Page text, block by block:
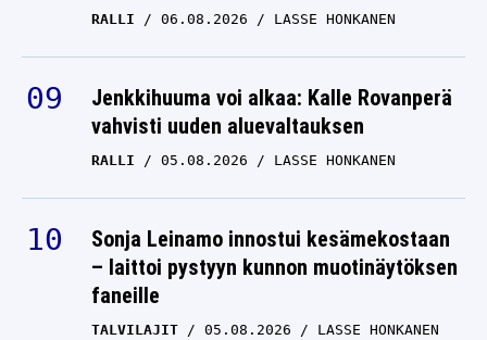
RALLI 06.08.2026 LASSE HONKANEN
Jenkkihuuma voi alkaa: Kalle Rovanperä
vahvisti uuden aluevaltauksen
RALLI 05.08.2026 LASSE HONKANEN
Sonja Leinamo innostui kesämekostaan
– laittoi pystyyn kunnon muotinäytöksen
faneille
TALVILAJIT 05.08.2026 LASSE HONKANEN